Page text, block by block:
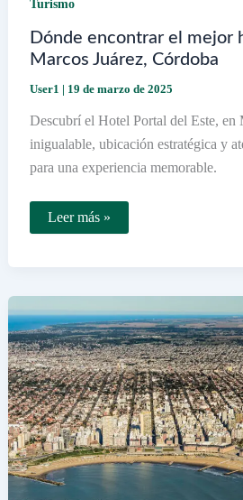
Turismo
Dónde encontrar el mejor
Marcos Juárez, Córdoba
User1 | 19 de marzo de 2025
Descubrí el Hotel Portal del Este, en
inigualable, ubicación estratégica y
para una experiencia memorable.
Dónde
encontrar
Juárez,
Córdoba
Leer más »